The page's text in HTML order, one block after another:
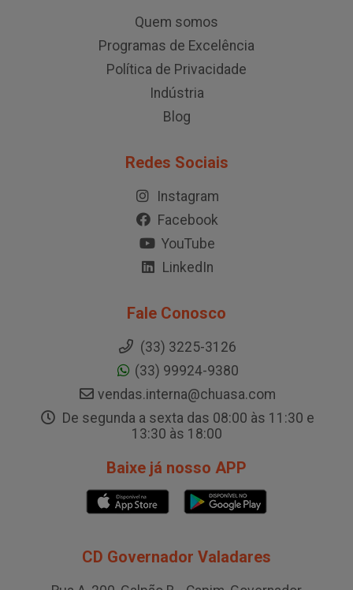
Quem somos
Programas de Excelência
Política de Privacidade
Indústria
Blog
Redes Sociais
Instagram
Facebook
YouTube
LinkedIn
Fale Conosco
(33) 3225-3126
(33) 99924-9380
vendas.interna@chuasa.com
De segunda a sexta das 08:00 às 11:30 e
13:30 às 18:00
Baixe já nosso APP
CD Governador Valadares